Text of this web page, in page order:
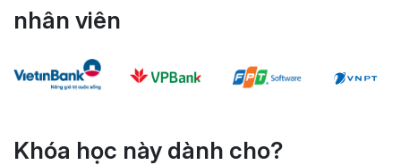
nhân viên
Khóa học này dành cho?